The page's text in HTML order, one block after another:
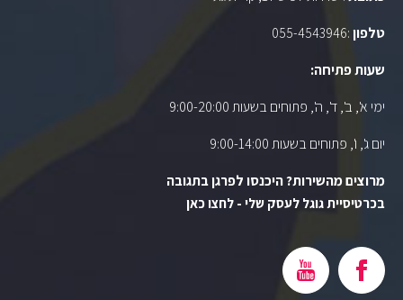
טלפון:
055-4543946
שעות פתיחה:
ימי א', ב', ד', ה', פתוחים בשעות 9:00-20:00
יום ג', ו', פתוחים בשעות 9:00-14:00
מרוצים מהשירות? היכנסו לפרגן בתגובה
בכרטיסיית גוגל לעסק שלי - לחצו כאן